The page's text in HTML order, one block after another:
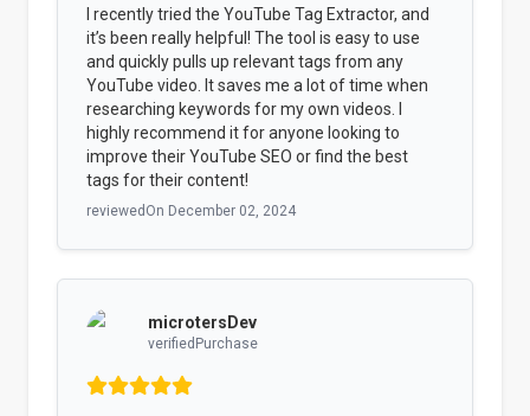
I recently tried the YouTube Tag Extractor, and
it’s been really helpful! The tool is easy to use
and quickly pulls up relevant tags from any
YouTube video. It saves me a lot of time when
researching keywords for my own videos. I
highly recommend it for anyone looking to
improve their YouTube SEO or find the best
tags for their content!
reviewedOn December 02, 2024
microtersDev
verifiedPurchase